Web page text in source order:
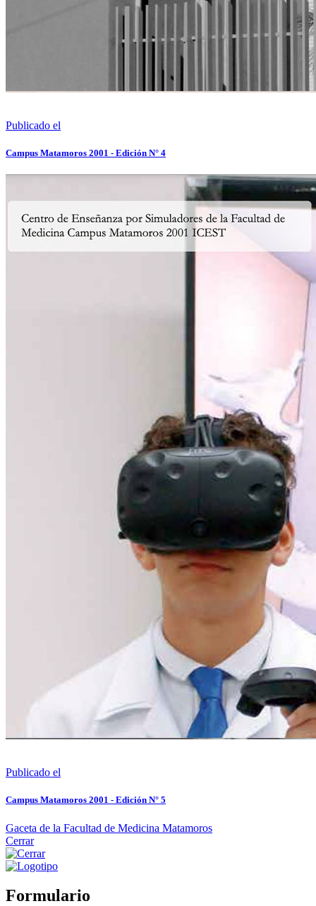
Publicado el
Campus Matamoros 2001 - Edición N° 4
Publicado el
Campus Matamoros 2001 - Edición N° 5
Gaceta de la Facultad de Medicina Matamoros
Cerrar
Formulario